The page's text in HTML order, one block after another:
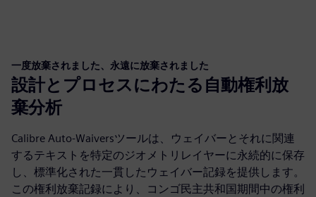
一度放棄されました、永遠に放棄されました
設計とプロセスにわたる自動権利放
棄分析
Calibre Auto-Waiversツールは、ウェイバーとそれに関連
するテキストを特定のジオメトリレイヤーに永続的に保存
し、標準化された一貫したウェイバー記録を提供します。
この権利放棄記録により、コンゴ民主共和国期間中の権利